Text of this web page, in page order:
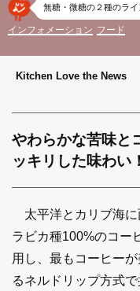
無糖・微糖の２種のラ
インフォメーション フード
Kitchen Love the News
やわらかな苦味と
ッキリした味わい！
太平洋とカリブ海に
ラビカ種100%のコー
用し、最もコーヒー
るネルドリップ方式